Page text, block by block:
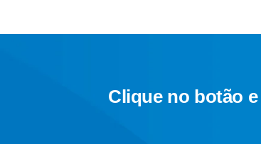
Clique no botão